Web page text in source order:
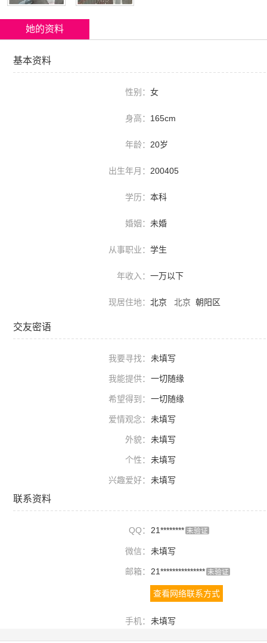
她的资料
基本资料
性别： 女
身高： 165cm
年龄： 20岁
出生年月： 200405
学历： 本科
婚姻： 未婚
从事职业： 学生
年收入： 一万以下
现居住地： 北京 北京 朝阳区
交友密语
我要寻找： 未填写
我能提供： 一切随缘
希望得到： 一切随缘
爱情观念： 未填写
外貌： 未填写
个性： 未填写
兴趣爱好： 未填写
联系资料
QQ： 21******** 未验证
微信： 未填写
邮箱： 21*************** 未验证
查看网络联系方式
手机： 未填写